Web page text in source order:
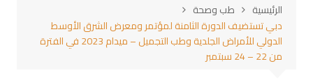
الرئيسية
طب وصحة
دبي تستضيف الدورة الثامنة لمؤتمر ومعرض الشرق الأوسط
الدولي للأمراض الجلدية وطب التجميل – ميدام 2023 في الفترة
من 22 – 24 سبتمبر